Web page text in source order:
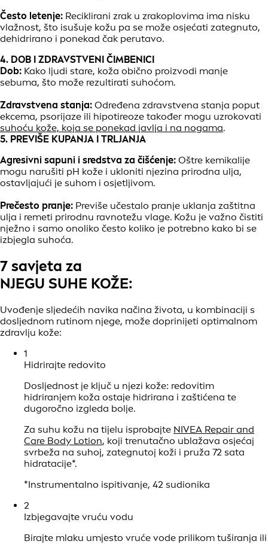
Često letenje: Reciklirani zrak u zrakoplovima ima nisku
vlažnost, što isušuje kožu pa se može osjećati zategnuto,
dehidrirano i ponekad čak perutavo.
4. DOB I ZDRAVSTVENI ČIMBENICI
Dob: Kako ljudi stare, koža obično proizvodi manje
sebuma, što može rezultirati suhoćom.
Zdravstvena stanja: Određena zdravstvena stanja poput
ekcema, psorijaze ili hipotireoze također mogu uzrokovati
suhoću kože, koja se ponekad javlja i na nogama.
5. PREVIŠE KUPANJA I TRLJANJA
Agresivni sapuni i sredstva za čišćenje: Oštre kemikalije
mogu narušiti pH kože i ukloniti njezina prirodna ulja,
ostavljajući je suhom i osjetljivom.
Prečesto pranje: Previše učestalo pranje uklanja zaštitna
ulja i remeti prirodnu ravnotežu vlage. Kožu je važno čistiti
nježno i samo onoliko često koliko je potrebno kako bi se
izbjegla suhoća.
7 savjeta za
NJEGU SUHE KOŽE:
Uvođenje sljedećih navika načina života, u kombinaciji s
dosljednom rutinom njege, može doprinijeti optimalnom
zdravlju kože:
1
Hidrirajte redovito
Dosljednost je ključ u njezi kože: redovitim
hidriranjem koža ostaje hidrirana i zaštićena te
dugoročno izgleda bolje.
Za suhu kožu na tijelu isprobajte NIVEA Repair and
Care Body Lotion, koji trenutačno ublažava osjećaj
svrbeža na suhoj, zategnutoj koži i pruža 72 sata
hidratacije*.
*Instrumentalno ispitivanje, 42 sudionika
2
Izbjegavajte vruću vodu
Birajte mlaku umjesto vruće vode prilikom tuširanja ili